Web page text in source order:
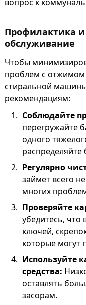
Профилактика
обслуживание
Чтобы
проблем с отжимом
стиральной
рекомендациям:
Соблюдайте
перегружайте
одного
распределяйте
Регулярно
займет всего
многих
Проверяйте
убедитесь, что
ключей,
которые могут
Используйте
средства:
оставлять
засорам.